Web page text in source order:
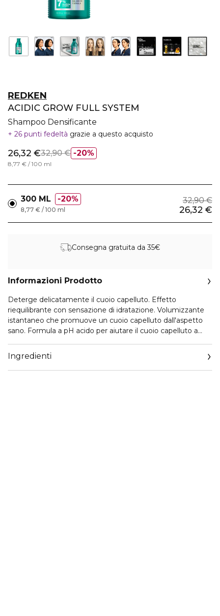
REDKEN
ACIDIC GROW FULL SYSTEM
Shampoo Densificante
26 punti fedeltà grazie a questo acquisto
20%
26,32 €32,90 €
8,77 € / 100 ml
300 ML 20% 32,90 €
26,32 €
8,77 € / 100 ml
Consegna gratuita da 35€
Informazioni Prodotto
Deterge delicatamente il cuoio capelluto. Effetto
riequilibrante con sensazione di idratazione. Volumizzante
istantaneo che promuove un cuoio capelluto dall'aspetto
sano. Formula a pH acido per aiutare il cuoio capelluto a
Ingredienti